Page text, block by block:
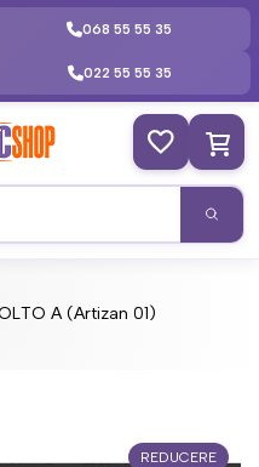
068 55 55 35
022 55 55 35
А (Аrtizan 01)
REDUCERE